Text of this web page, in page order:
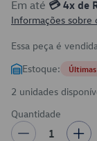
Em até 💳 4x de
Informações sobre
Essa peça é
Estoque:
2 unidades
Quantidade
1